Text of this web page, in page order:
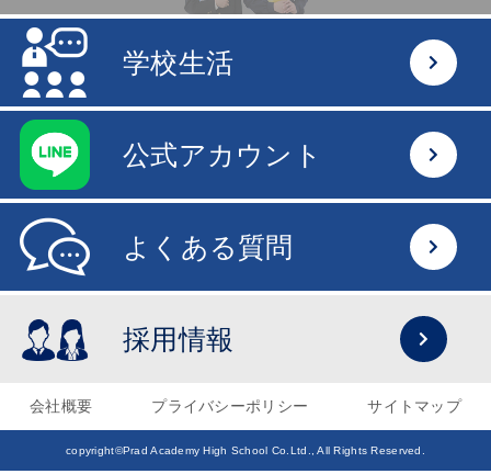
学校生活
公式アカウント
よくある質問
採用情報
会社概要 プライバシーポリシー サイトマップ
copyright©Prad Academy High School Co.Ltd., All Rights Reserved.